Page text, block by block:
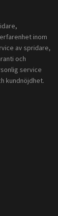
inom
av spridare,
och
service
kundnöjdhet.